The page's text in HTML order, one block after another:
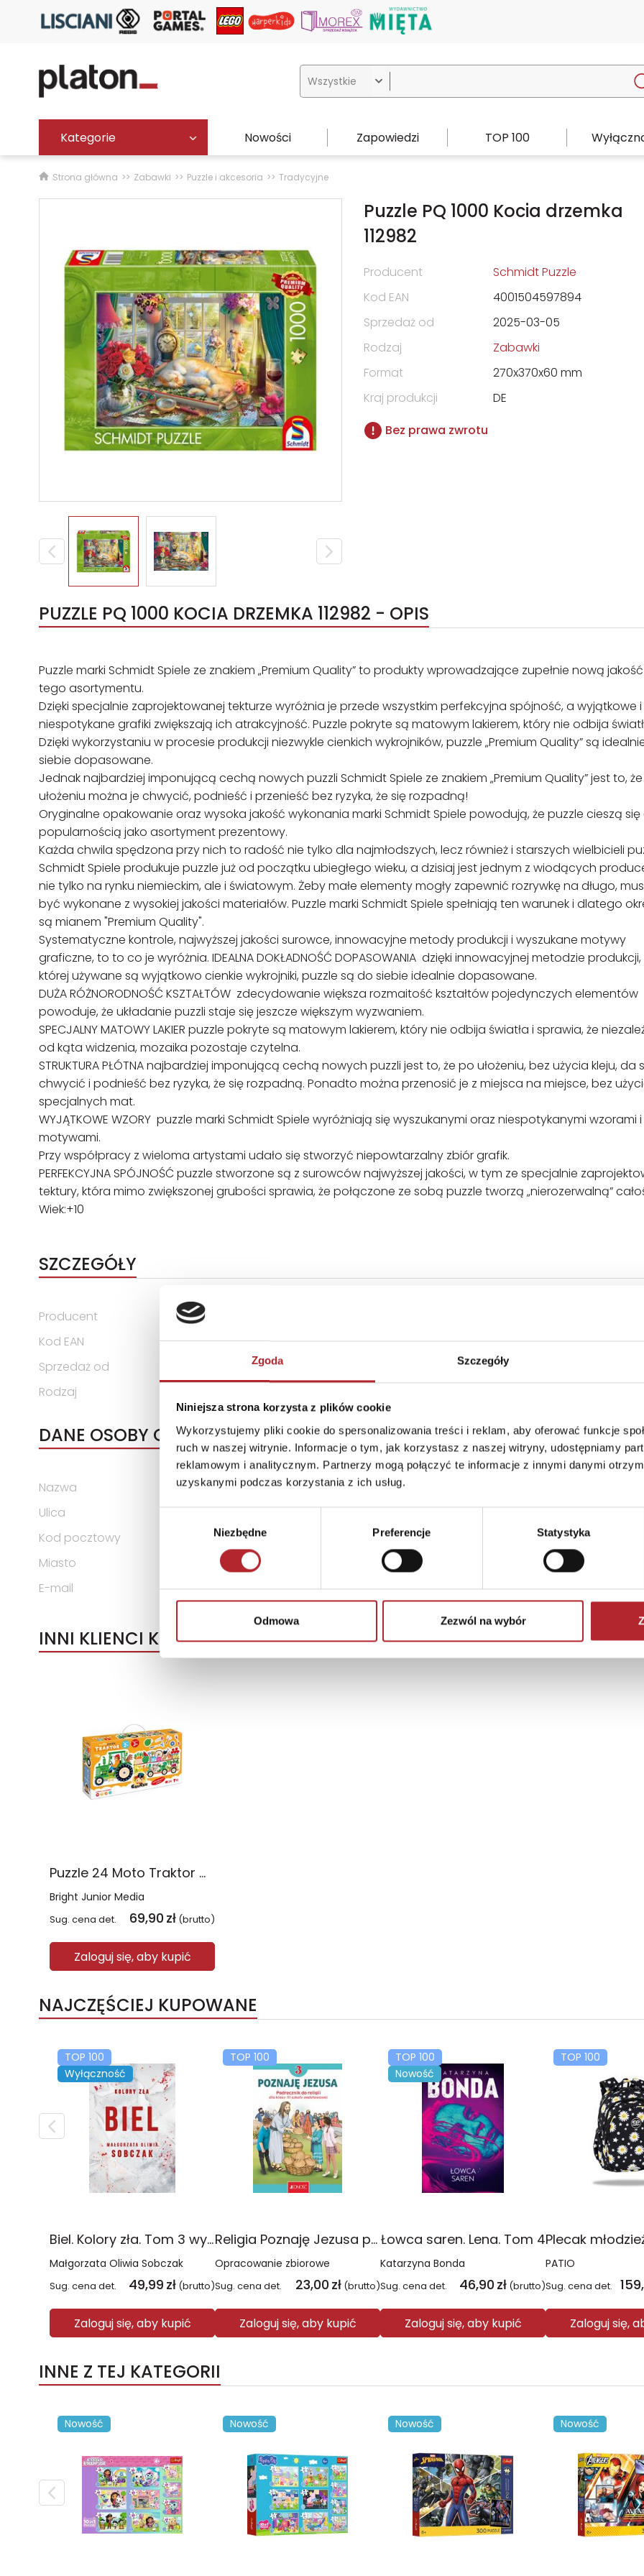
Zgoda Szczegóły
Niniejsza strona korzysta z plików cookie
Wykorzystujemy pliki cookie do spersonalizowania treści i reklam, aby oferować funkcje
ruch w naszej witrynie. Informacje o tym, jak korzystasz z naszej witryny, udostępniamy
reklamowym i analitycznym. Partnerzy mogą połączyć te informacje z innymi danymi
uzyskanymi podczas korzystania z ich usług.
Niezbędne Preferencje Statystyka
Odmowa Zezwól na wybór

Kategorie Nowości Zapowiedzi TOP 100
Strona główna Zabawki Puzzle i akcesoria Tradycyjne
Puzzle PQ 1000 Kocia drzemka
112982
Producent
Schmidt Puzzle
Kod EAN
4001504597894
Sprzedaż od
2025-03-05
Rodzaj
Zabawki
Format
270x370x60 mm
Kraj produkcji
DE
Bez prawa zwrotu
PUZZLE PQ 1000 KOCIA DRZEMKA 112982 - OPIS
Puzzle marki Schmidt Spiele ze znakiem „Premium Quality” to produkty wprowadzające zupełnie nową
tego asortymentu.
Dzięki specjalnie zaprojektowanej tekturze wyróżnia je przede wszystkim perfekcyjna spójność, a wyjątkowe i
niespotykane grafiki zwiększają ich atrakcyjność. Puzzle pokryte są matowym lakierem, który nie odbija
Dzięki wykorzystaniu w procesie produkcji niezwykle cienkich wykrojników, puzzle „Premium Quality” są
siebie dopasowane.
Jednak najbardziej imponującą cechą nowych puzzli Schmidt Spiele ze znakiem „Premium Quality” jest to,
ułożeniu można je chwycić, podnieść i przenieść bez ryzyka, że się rozpadną!
Oryginalne opakowanie oraz wysoka jakość wykonania marki Schmidt Spiele powodują, że puzzle cieszą się
popularnością jako asortyment prezentowy.
Każda chwila spędzona przy nich to radość nie tylko dla najmłodszych, lecz również i starszych wielbicieli
Schmidt Spiele produkuje puzzle już od początku ubiegłego wieku, a dzisiaj jest jednym z wiodących
nie tylko na rynku niemieckim, ale i światowym. Żeby małe elementy mogły zapewnić rozrywkę na długo,
być wykonane z wysokiej jakości materiałów. Puzzle marki Schmidt Spiele spełniają ten warunek i dlatego
są mianem "Premium Quality".
Systematyczne kontrole, najwyższej jakości surowce, innowacyjne metody produkcji i wyszukane motywy
graficzne, to to co je wyróżnia. IDEALNA DOKŁADNOŚĆ DOPASOWANIA dzięki innowacyjnej metodzie
której używane są wyjątkowo cienkie wykrojniki, puzzle są do siebie idealnie dopasowane.
DUŻA RÓŻNORODNOŚĆ KSZTAŁTÓW zdecydowanie większa rozmaitość kształtów pojedynczych elementów
powoduje, że układanie puzzli staje się jeszcze większym wyzwaniem.
SPECJALNY MATOWY LAKIER puzzle pokryte są matowym lakierem, który nie odbija światła i sprawia, że
od kąta widzenia, mozaika pozostaje czytelna.
STRUKTURA PŁÓTNA najbardziej imponującą cechą nowych puzzli jest to, że po ułożeniu, bez użycia kleju, da
chwycić i podnieść bez ryzyka, że się rozpadną. Ponadto można przenosić je z miejsca na miejsce, bez
specjalnych mat.
WYJĄTKOWE WZORY puzzle marki Schmidt Spiele wyróżniają się wyszukanymi oraz niespotykanymi wzorami i
motywami.
Przy współpracy z wieloma artystami udało się stworzyć niepowtarzalny zbiór grafik.
PERFEKCYJNA SPÓJNOŚĆ puzzle stworzone są z surowców najwyższej jakości, w tym ze specjalnie
tektury, która mimo zwiększonej grubości sprawia, że połączone ze sobą puzzle tworzą „nierozerwalną”
Wiek:+10
SZCZEGÓŁY
Producent
Schmidt Puzzle
Kod EAN
4001504597894
Sprzedaż od
Rodzaj
Kraj produkcji
DE
Brak prawa zwrotu
DANE OSOBY ODPOWIEDZIALNEJ
Nazwa
Schmidt Spiele GmbH
Ulica
Lahnstraße 21
Kod pocztowy
Miasto
E-mail
info@schmidtspiele.de
INNI KLIENCI KUPOWALI
Puzzle 24 Moto Traktor CzuCzu
Bright Junior Media
Sug. cena det. 69,90 zł (brutto)
Zaloguj się, aby kupić
NAJCZĘŚCIEJ KUPOWANE
TOP 100
Wyłączność
Biel. Kolory zła. Tom 3 wyd. 2025
Małgorzata Oliwia Sobczak
Sug. cena det. 49,99 zł (brutto)
Zaloguj się, aby kupić
TOP 100
Religia Poznaję Jezusa podręcznik dla klasy 3 szkoły podstawowej
Opracowanie zbiorowe
Sug. cena det. 23,00 zł (brutto)
Zaloguj się, aby kupić
TOP 100
Nowość
Łowca saren. Lena. Tom 4
Katarzyna Bonda
Sug. cena det. 46,90 zł (brutto)
Zaloguj się, aby kupić
TOP 100
PATIO
Sug. cena det.
Zaloguj się,
INNE Z TEJ KATEGORII
Nowość Nowość Nowość Nowość